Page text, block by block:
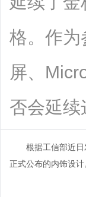
格。作为
屏、
否会延续
根据工信部近日发
正式公布的内饰设计